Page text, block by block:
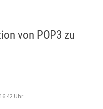
von POP3 zu
Uhr